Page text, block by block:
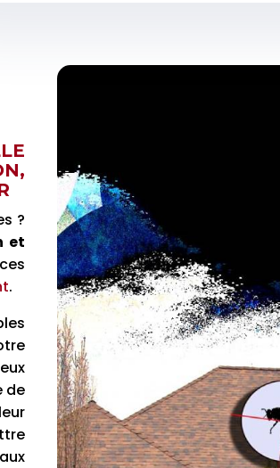
?
et
.
de